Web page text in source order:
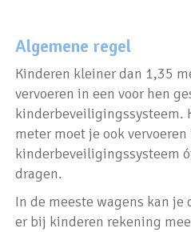
Algemene regel
Kinderen kleiner dan 1,35
vervoeren in een voor hen
kinderbeveiligingssysteem.
meter moet je ook
kinderbeveiligingssysteem
dragen.
In de meeste wagens kan
er bij kinderen rekening